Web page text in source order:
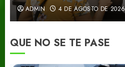
ADMIN 4 DE AGOSTO DE 2026
QUE NO SE TE PASE